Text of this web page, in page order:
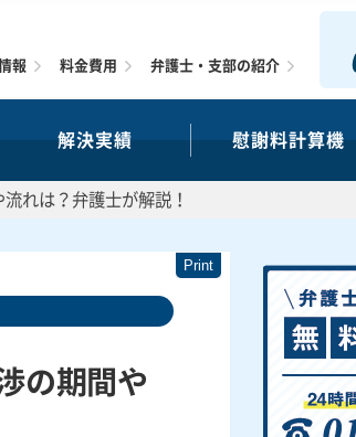
解決実績 慰謝料計算機
報 料金費用 弁護士・支部の紹介
れは？弁護士が解説！
の期間や